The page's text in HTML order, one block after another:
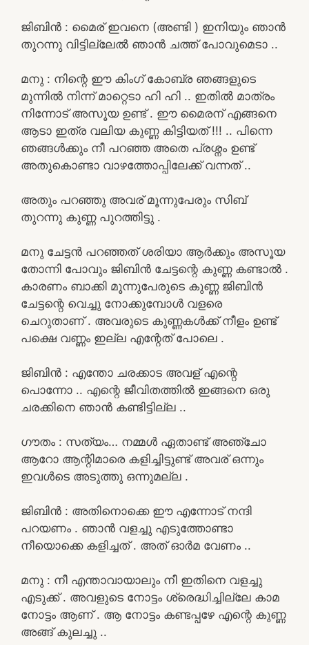
ജിബിൻ : മൈര് ഇവനെ (അണ്ടി ) ഇനിയും ഞാൻ
തുറന്നു വിട്ടില്ലേൽ ഞാൻ ചത്ത് പോവുമെടാ ..
മനു : നിന്റെ ഈ കിംഗ് കോബ്ര ഞങ്ങളുടെ
മുന്നിൽ നിന്ന് മാറ്റെടാ ഹി ഹി .. ഇതിൽ മാത്രം
നിന്നോട് അസൂയ ഉണ്ട് . ഈ മൈരന് എങ്ങനെ
ആടാ ഇത്ര വലിയ കുണ്ണ കിട്ടിയത് !!! .. പിന്നെ
ഞങ്ങൾക്കും നീ പറഞ്ഞ അതെ പ്രശ്നം ഉണ്ട്
അതുകൊണ്ടാ വാഴത്തോപ്പിലേക്ക് വന്നത് ..
അതും പറഞ്ഞു അവര് മൂന്നുപേരും സിബ്
തുറന്നു കുണ്ണ പുറത്തിട്ടു .
മനു ചേട്ടൻ പറഞ്ഞത് ശരിയാ ആർക്കും അസൂയ
തോന്നി പോവും ജിബിൻ ചേട്ടന്റെ കുണ്ണ കണ്ടാൽ .
കാരണം ബാക്കി മൂന്നുപേരുടെ കുണ്ണ ജിബിൻ
ചേട്ടന്റെ വെച്ചു നോക്കുമ്പോൾ വളരെ
ചെറുതാണ് . അവരുടെ കുണ്ണകൾക്ക് നീളം ഉണ്ട്
പക്ഷെ വണ്ണം ഇല്ല എന്റേത് പോലെ .
ജിബിൻ : എന്തോ ചരക്കാട അവള് എന്റെ
പൊന്നോ .. എന്റെ ജീവിതത്തിൽ ഇങ്ങനെ ഒരു
ചരക്കിനെ ഞാൻ കണ്ടിട്ടില്ല ..
ഗൗതം : സത്യം… നമ്മൾ ഏതാണ്ട് അഞ്ചോ
ആറോ ആന്റിമാരെ കളിച്ചിട്ടുണ്ട് അവര് ഒന്നും
ഇവൾടെ അടുത്തു ഒന്നുമല്ല .
ജിബിൻ : അതിനൊക്കെ ഈ എന്നോട് നന്ദി
പറയണം . ഞാൻ വളച്ചു എടുത്തോണ്ടാ
നീയൊക്കെ കളിച്ചത് . അത് ഓർമ വേണം ..
മനു : നീ എന്താവായാലും നീ ഇതിനെ വളച്ചു
എടുക്ക് . അവളുടെ നോട്ടം ശ്രെദ്ധിച്ചില്ലേ കാമ
നോട്ടം ആണ് . ആ നോട്ടം കണ്ടപ്പഴേ എന്റെ കുണ്ണ
അങ്ങ് കുലച്ചു ..